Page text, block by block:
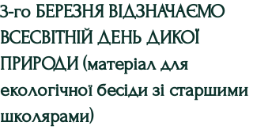
3-го БЕРЕЗНЯ ВІДЗНАЧАЄМО
ВСЕСВІТНІЙ ДЕНЬ ДИКОЇ
ПРИРОДИ (матеріал для
екологічної бесіди зі старшими
школярами)